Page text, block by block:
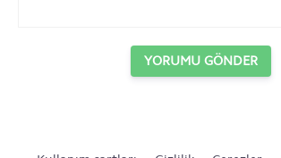
YORUMU GÖNDER